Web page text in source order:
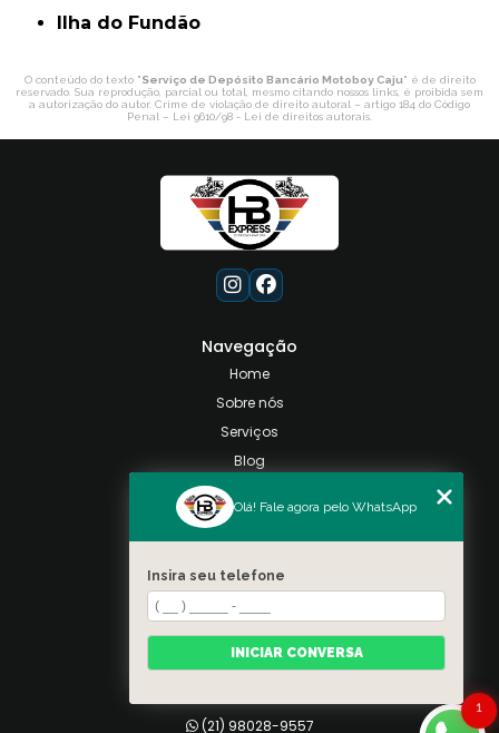
ilha do Fundão
O conteúdo do texto "Serviço de Depósito Bancário Motoboy Caju" é de direito
reservado. Sua reprodução, parcial ou total, mesmo citando nossos links, é proibida sem
a autorização do autor. Crime de violação de direito autoral – artigo 184 do Código
Penal – Lei 9610/98 - Lei de direitos autorais
Navegação
Home
Sobre nós
Serviços
Blog
Categorias
Mapa do site
Contato
Taquara, Rio de Janeiro
(21) 98028-9557
(21) 98028-9557
1
Olá! Fale agora pelo WhatsApp
Insira seu telefone
INICIAR CONVERSA